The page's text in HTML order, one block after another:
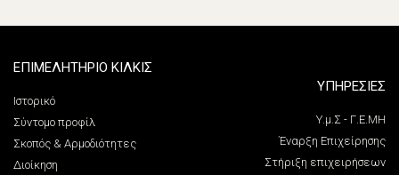
ΕΠΙΜΕΛΗΤΗΡΙΟ ΚΙΛΚΙΣ
Ιστορικό
Σύντομο προφίλ
Σκοπός & Αρμοδιότητες
Διοίκηση
ΥΠΗΡΕΣΙΕΣ
Υ.μ.Σ - Γ.Ε.ΜΗ
Έναρξη Επιχείρησης
Στήριξη επιχειρήσεων